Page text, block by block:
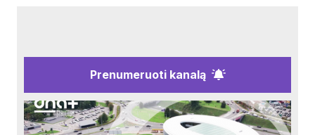
Prenumeruoti kanalą